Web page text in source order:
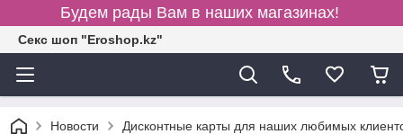
Будем рады Вам в наших магазинах!
Секс шоп "Eroshop.kz"
Новости Дисконтные карты для наших любимых